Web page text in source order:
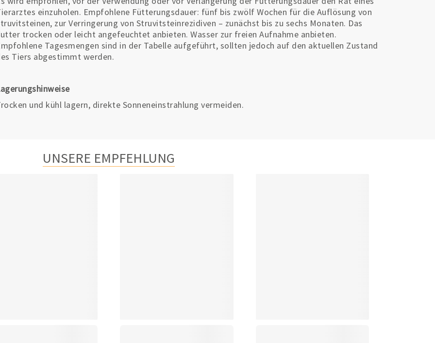
einzuholen. Empfohlene Fütterungsdauer: fünf bis zwölf Wochen für die Auflösung von
zur Verringerung von Struvitsteinrezidiven – zunächst bis zu sechs Monaten. Das
trocken oder leicht angefeuchtet anbieten. Wasser zur freien Aufnahme anbieten.
Tagesmengen sind in der Tabelle aufgeführt, sollten jedoch auf den aktuellen Zustand
Tiers abgestimmt werden.
und kühl lagern, direkte Sonneneinstrahlung vermeiden.
UNSERE EMPFEHLUNG